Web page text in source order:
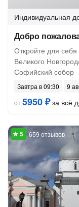
Индивидуальная
Добро
Откройте для
Великого
Софийский собор
Завтра в 09:30
9
от5950 ₽за всё
659 отзывов